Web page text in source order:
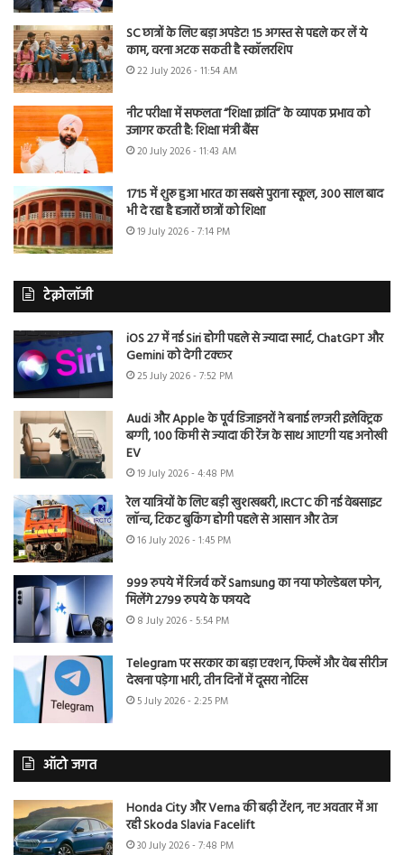
SC छात्रों के लिए बड़ा अपडेट! 15 अगस्त से पहले कर लें ये
काम, वरना अटक सकती है स्कॉलरशिप
22 July 2026 - 11:54 AM
नीट परीक्षा में सफलता “शिक्षा क्रांति” के व्यापक प्रभाव को
उजागर करती है: शिक्षा मंत्री बैंस
20 July 2026 - 11:43 AM
1715 में शुरू हुआ भारत का सबसे पुराना स्कूल, 300 साल बाद
भी दे रहा है हजारों छात्रों को शिक्षा
19 July 2026 - 7:14 PM
टेक्नोलॉजी
iOS 27 में नई Siri होगी पहले से ज्यादा स्मार्ट, ChatGPT और
Gemini को देगी टक्कर
25 July 2026 - 7:52 PM
Audi और Apple के पूर्व डिजाइनरों ने बनाई लग्जरी इलेक्ट्रिक
बग्गी, 100 किमी से ज्यादा की रेंज के साथ आएगी यह अनोखी
EV
19 July 2026 - 4:48 PM
रेल यात्रियों के लिए बड़ी खुशखबरी, IRCTC की नई वेबसाइट
लॉन्च, टिकट बुकिंग होगी पहले से आसान और तेज
16 July 2026 - 1:45 PM
999 रुपये में रिजर्व करें Samsung का नया फोल्डेबल फोन,
मिलेंगे 2799 रुपये के फायदे
8 July 2026 - 5:54 PM
Telegram पर सरकार का बड़ा एक्शन, फिल्में और वेब सीरीज
देखना पड़ेगा भारी, तीन दिनों में दूसरा नोटिस
5 July 2026 - 2:25 PM
ऑटो जगत
Honda City और Verna की बढ़ी टेंशन, नए अवतार में आ
रही Skoda Slavia Facelift
30 July 2026 - 7:48 PM